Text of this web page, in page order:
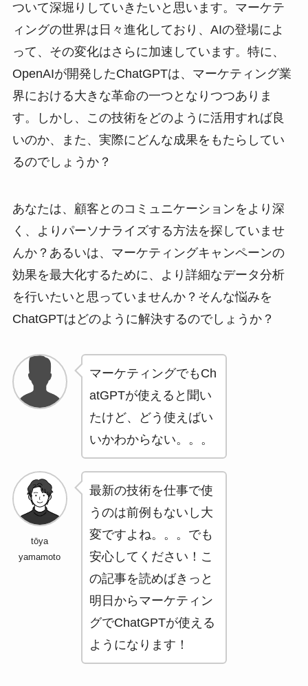
ついて深堀りしていきたいと思います。マーケテ
ィングの世界は日々進化しており、AIの登場によ
って、その変化はさらに加速しています。特に、
OpenAIが開発したChatGPTは、マーケティング業
界における大きな革命の一つとなりつつありま
す。しかし、この技術をどのように活用すれば良
いのか、また、実際にどんな成果をもたらしてい
るのでしょうか？
あなたは、顧客とのコミュニケーションをより深
く、よりパーソナライズする方法を探していませ
んか？あるいは、マーケティングキャンペーンの
効果を最大化するために、より詳細なデータ分析
を行いたいと思っていませんか？そんな悩みを
ChatGPTはどのように解決するのでしょうか？
マーケティングでもCh
atGPTが使えると聞い
たけど、どう使えばい
いかわからない。。。
tōya
yamamoto
最新の技術を仕事で使
うのは前例もないし大
変ですよね。。。でも
安心してください！こ
の記事を読めばきっと
明日からマーケティン
グでChatGPTが使える
ようになります！